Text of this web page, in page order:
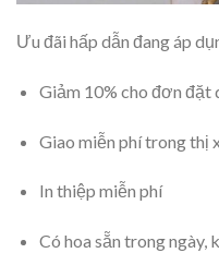
Ưu đãi hấp dẫn đang áp
Giảm 10% cho đơn đặt
Giao miễn phí trong thị
In thiệp miễn phí
Có hoa sẵn trong